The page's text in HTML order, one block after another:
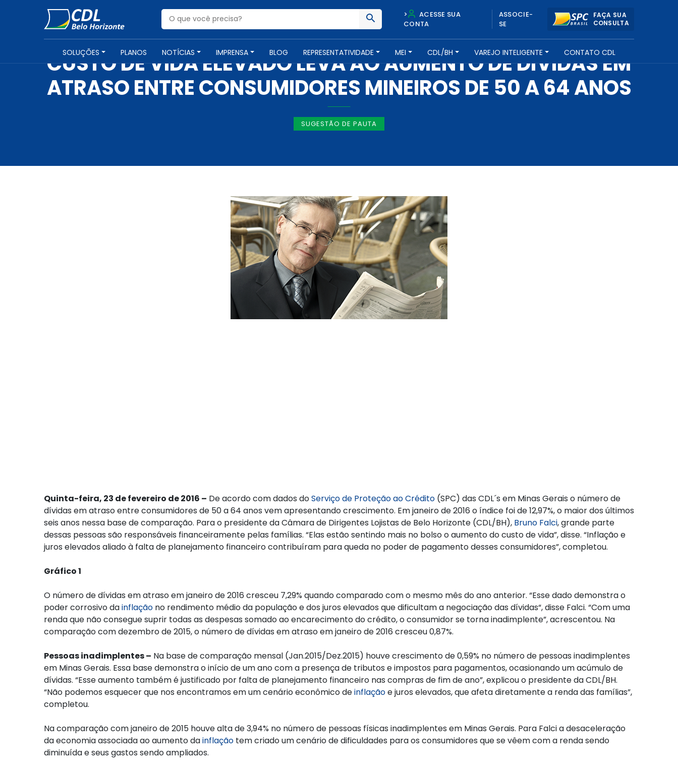
>
ACESSE SUA
CONTA
ASSOCIE-
SE
FAÇA SUA
CONSULTA
SOLUÇÕES PLANOS NOTÍCIAS IMPRENSA BLOG REPRESENTATIVIDADE MEI CDL/BH VAREJO INTELIGENTE CONTATO CDL
IMPRENSA -23 DE FEVEREIRO DE 2016
CUSTO DE VIDA ELEVADO LEVA AO AUMENTO DE DÍVIDAS EM
ATRASO ENTRE CONSUMIDORES MINEIROS DE 50 A 64 ANOS
SUGESTÃO DE PAUTA
Quinta-feira, 23 de fevereiro de 2016 – De acordo com dados doServiço de Proteção ao Crédito (SPC) das CDL´s em Minas Gerais o número de
dívidas em atraso entre consumidores de 50 a 64 anos vem apresentando crescimento. Em janeiro de 2016 o índice foi de 12,97%, o maior dos últimos
seis anos nessa base de comparação. Para o presidente da Câmara de Dirigentes Lojistas de Belo Horizonte (CDL/BH), Bruno Falci, grande parte
dessas pessoas são responsáveis financeiramente pelas famílias. “Elas estão sentindo mais no bolso o aumento do custo de vida”, disse. “Inflação e
juros elevados aliado à falta de planejamento financeiro contribuíram para queda no poder de pagamento desses consumidores”, completou.
Gráfico 1
O número de dívidas em atraso em janeiro de 2016 cresceu 7,29% quando comparado com o mesmo mês do ano anterior. “Esse dado demonstra o
poder corrosivo dainflação no rendimento médio da população e dos juros elevados que dificultam a negociação das dívidas“, disse Falci. “Com uma
renda que não consegue suprir todas as despesas somado ao encarecimento do crédito, o consumidor se torna inadimplente”, acrescentou. Na
comparação com dezembro de 2015, o número de dívidas em atraso em janeiro de 2016 cresceu 0,87%.
Pessoas inadimplentes – Na base de comparação mensal (Jan.2015/Dez.2015) houve crescimento de 0,59% no número de pessoas inadimplentes
em Minas Gerais. Essa base demonstra o início de um ano com a presença de tributos e impostos para pagamentos, ocasionando um acúmulo de
dívidas. “Esse aumento também é justificado por falta de planejamento financeiro nas compras de fim de ano”, explicou o presidente da CDL/BH.
“Não podemos esquecer que nos encontramos em um cenário econômico deinflaçãoe juros elevados, que afeta diretamente a renda das famílias”,
completou.
Na comparação com janeiro de 2015 houve alta de 3,94% no número de pessoas físicas inadimplentes em Minas Gerais. Para Falci a desaceleração
da economia associada ao aumento dainflação tem criado um cenário de dificuldades para os consumidores que se vêem com a renda sendo
diminuída e seus gastos sendo ampliados.